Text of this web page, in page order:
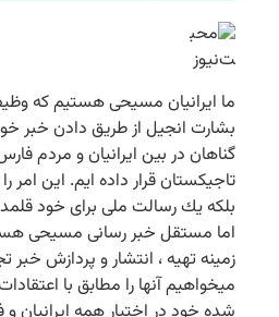
ما ایرانیان مسیحی هستیم كه
بشارت انجیل از طریق دادن
گناهان در بین ایرانیان و مردم
تاجیكستان قرار داده ایم. این
بلكه یك رسالت ملی برای خود
اما مستقل خبر رسانی مسیحی
زمینه تهیه ، انتشار و پردازش خبر
میخواهیم آنها را مطابق با